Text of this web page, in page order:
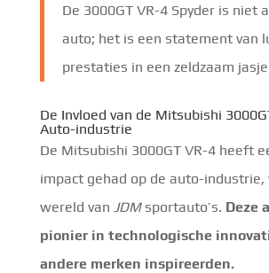
De 3000GT VR-4 Spyder is niet
auto; het is een statement van
prestaties in een zeldzaam
De Invloed van de Mitsubishi
Auto-industrie
De Mitsubishi 3000GT VR-4 heeft
impact gehad op de auto-industrie,
wereld van JDMsportauto’s. Deze
pionier in technologische
andere merken inspireerden.